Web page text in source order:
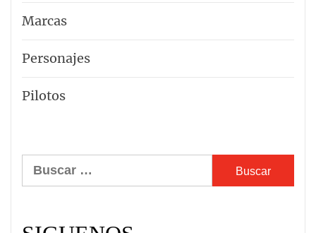
Marcas
Personajes
Pilotos
Buscar: